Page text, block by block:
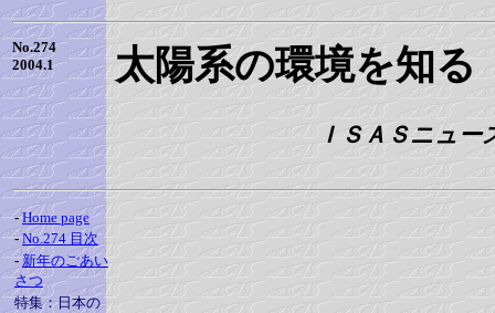
No.274
2004.1
太陽系の環境を知る
ＩＳＡＳニュ
- Home page
- No.274 目次
- 新年のごあい
さつ
特集：日本の